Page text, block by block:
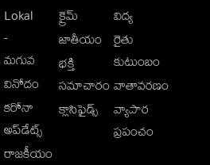
Lokal
-
మగువ
వినోదం
కరోనా
అప్‌డేట్స్
రాజకీయం
క్రైమ్
జాతీయం
భక్తి
సమాచారం
క్లాసిఫైడ్స్
విద్య
రైతు
కుటుంబం
వాతావరణం
వ్యాపార
ప్రపంచం